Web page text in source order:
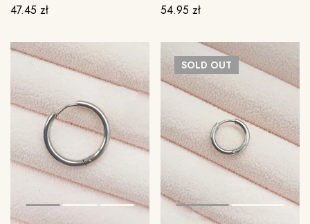
47.45 zł 54.95 zł
SOLD OUT